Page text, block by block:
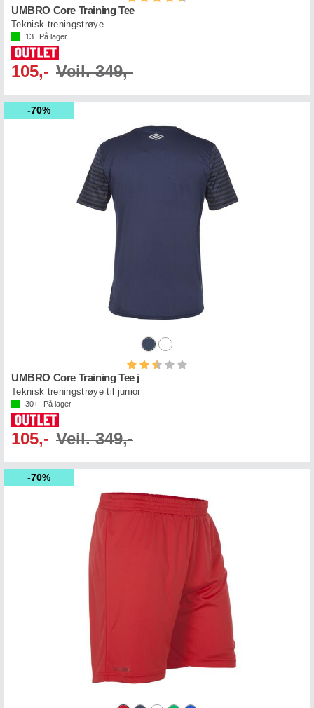
UMBRO Core Training Tee
Teknisk treningstrøye
13 På lager
105,- Veil. 349,-
70%
Karakter:
UMBRO Core Training Tee j
Teknisk treningstrøye til junior
30+ På lager
105,- Veil. 349,-
70%